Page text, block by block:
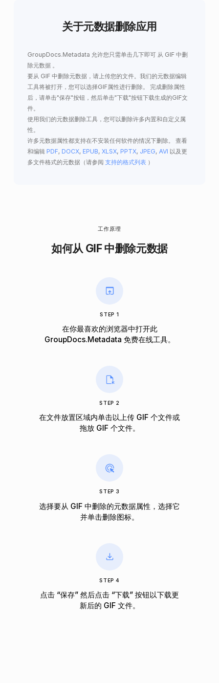
关于元数据删除应用
GroupDocs.Metadata 允许您只需单击几下即可 从 GIF 中删
除元数据 。
要从 GIF 中删除元数据，请上传您的文件。我们的元数据编辑
工具将被打开，您可以选择GIF属性进行删除。 完成删除属性
后，请单击"保存"按钮，然后单击"下载"按钮下载生成的GIF文
件。
使用我们的元数据删除工具，您可以删除许多内置和自定义属
性。
许多元数据属性都支持在不安装任何软件的情况下删除。 查看
和编辑 PDF, DOCX, EPUB, XLSX, PPTX, JPEG, AVI 以及更
多文件格式的元数据（请参阅 支持的格式列表 ）
工作原理
如何从 GIF 中删除元数据
STEP 1
在你最喜欢的浏览器中打开此
GroupDocs.Metadata 免费在线工具。
STEP 2
在文件放置区域内单击以上传 GIF 个文件或
拖放 GIF 个文件。
STEP 3
选择要从 GIF 中删除的元数据属性，选择它
并单击删除图标。
STEP 4
点击 “保存” 然后点击 “下载” 按钮以下载更
新后的 GIF 文件。